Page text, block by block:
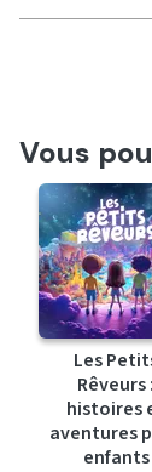
Vous
Les
Rêveurs :
histoires
aventures
enfants